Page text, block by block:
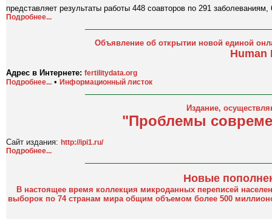
представляет результаты работы 448 соавторов по 291
Подробнее...
Объявление об открытии новой единой
Human
Адрес в Интернете: fertilitydata.org
Подробнее... • Информационный листок
Издание,
"Проблемы
Сайт издания: http://ipi1.ru/
Подробнее...
Новые
В настоящее время коллекция микроданных переписей
выборок по 74 странам мира общим объемом более 500